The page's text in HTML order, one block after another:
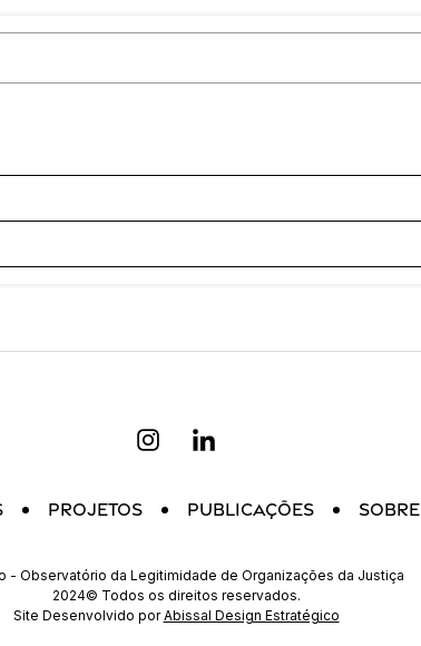
Projetos Publicações Sobre
- Observatório da Legitimidade de Organizações da Justiça
2024© Todos os direitos reservados.
Site Desenvolvido porAbissal Design Estratégico